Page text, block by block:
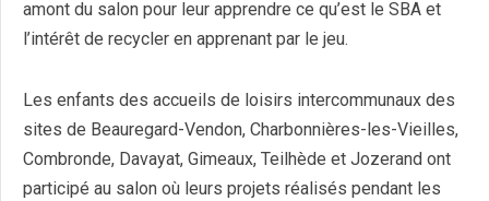
amont du salon pour leur apprendre ce qu’est le SBA et
l’intérêt de recycler en apprenant par le jeu.
Les enfants des accueils de loisirs intercommunaux des
sites de Beauregard-Vendon, Charbonnières-les-Vieilles,
Combronde, Davayat, Gimeaux, Teilhède et Jozerand ont
participé au salon où leurs projets réalisés pendant les